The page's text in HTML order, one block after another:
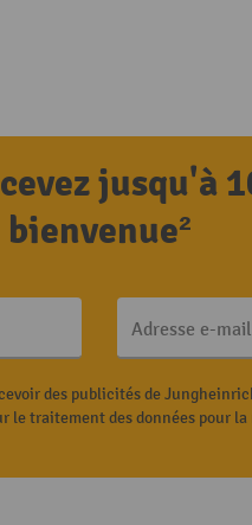
jusqu'à
bienvenue²
Adresse e-mail
des publicités de
le traitement des données pour